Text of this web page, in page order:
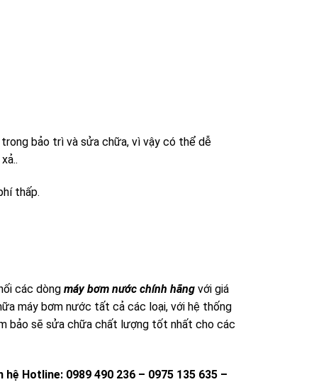
bảo trì và sửa chữa, vì vậy có thể dễ
thấp.
các dòng máy bơm nước chính hãngvới giá
máy bơm nước tất cả các loại, với hệ thống
bảo sẽ sửa chữa chất lượng tốt nhất cho các
hệ Hotline: 0989 490 236 – 0975 135 635 –